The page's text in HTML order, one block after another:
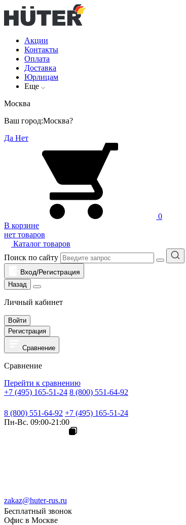
Акции
Контакты
Оплата
Доставка
Юрлицам
Еще
Москва
Ваш город:Москва?
Да Нет
0
В корзине
нет товаров
Каталог товаров
Поиск по сайту
Вход/Регистрация
Назад
Личный кабинет
Войти
Регистрация
Сравнение
Сравнение
Перейти к сравнению
+7 (495) 165-51-24 8 (800) 551-64-92
8 (800) 551-64-92 +7 (495) 165-51-24
Пн-Вс. 09:00-21:00
zakaz@huter-rus.ru
Бесплатный звонок
Офис в Москве